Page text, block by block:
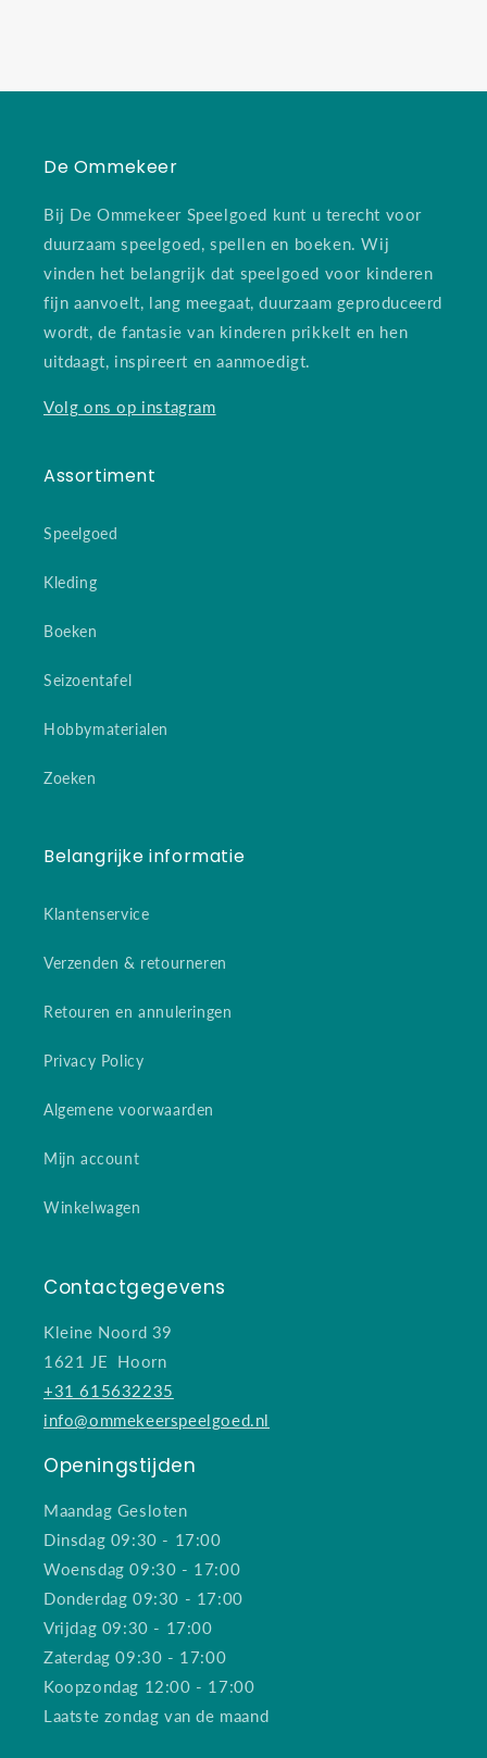
De Ommekeer
Bij De Ommekeer Speelgoed kunt u terecht voor
duurzaam speelgoed, spellen en boeken. Wij
vinden het belangrijk dat speelgoed voor kinderen
fijn aanvoelt, lang meegaat, duurzaam geproduceerd
wordt, de fantasie van kinderen prikkelt en hen
uitdaagt, inspireert en aanmoedigt.
Volg ons op instagram
Assortiment
Speelgoed
Kleding
Boeken
Seizoentafel
Hobbymaterialen
Zoeken
Belangrijke informatie
Klantenservice
Verzenden & retourneren
Retouren en annuleringen
Privacy Policy
Algemene voorwaarden
Mijn account
Winkelwagen
Contactgegevens
Kleine Noord 39
1621 JE Hoorn
+31 615632235
info@ommekeerspeelgoed.nl
Openingstijden
Maandag Gesloten
Dinsdag 09:30 - 17:00
Woensdag 09:30 - 17:00
Donderdag 09:30 - 17:00
Vrijdag 09:30 - 17:00
Zaterdag 09:30 - 17:00
Koopzondag 12:00 - 17:00
Laatste zondag van de maand